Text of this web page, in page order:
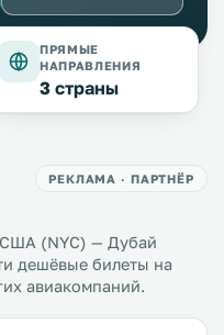
ПРЯМЫЕ
НАПРАВЛЕНИЯ
3 страны
РЕКЛАМА · ПАРТНЁР
(NYC) — Дубай
дешёвые билеты на
авиакомпаний.